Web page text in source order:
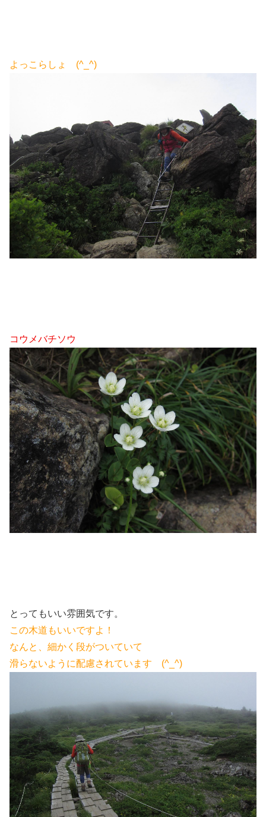
よっこらしょ (^_^)
コウメバチソウ
とってもいい雰囲気です。
この木道もいいですよ！
なんと、細かく段がついていて
滑らないように配慮されています (^_^)